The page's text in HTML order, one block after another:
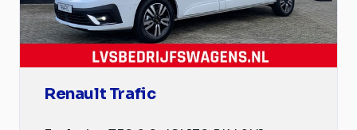
Renault Trafic